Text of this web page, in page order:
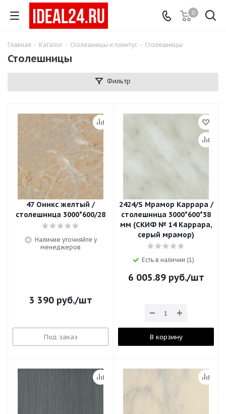
0
Главная - Каталог - Столешницы и плинтус - Столешницы
Столешницы
Фильтр
47 Оникс желтый /
столешница 3000*600/28
Наличие уточняйте у
менеджеров
3 390руб./шт
Под заказ
2424/S Мрамор Каррара /
столешница 3000*600*38
мм (СКИФ № 14 Каррара,
серый мрамор)
Есть в наличии (1)
6 005.89руб./шт
В корзину